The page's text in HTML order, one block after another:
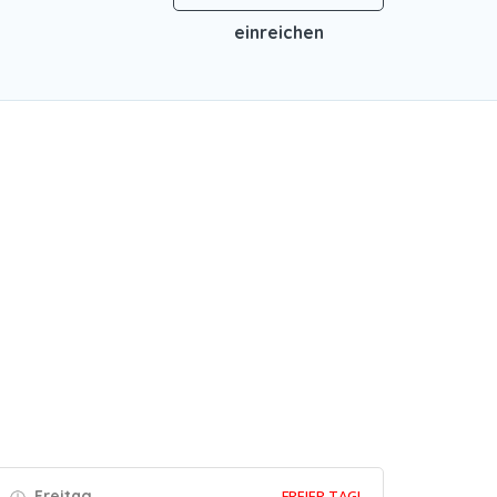
einreichen